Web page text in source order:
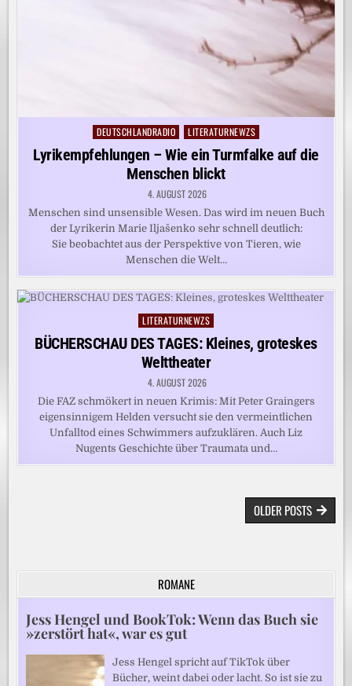
Posted
in
DEUTSCHLANDRADIO LITERATURNEWZS
Lyrikempfehlungen – Wie ein Turmfalke auf die
Menschen blickt
4. AUGUST 2026
Menschen sind unsensible Wesen. Das wird im neuen Buch
der Lyrikerin Marie Iljašenko sehr schnell deutlich:
Sie beobachtet aus der Perspektive von Tieren, wie
Menschen die Welt…
Posted
in
LITERATURNEWZS
BÜCHERSCHAU DES TAGES: Kleines, groteskes
Welttheater
4. AUGUST 2026
Die FAZ schmökert in neuen Krimis: Mit Peter Graingers
eigensinnigem Helden versucht sie den vermeintlichen
Unfalltod eines Schwimmers aufzuklären. Auch Liz
Nugents Geschichte über Traumata und…
BEITRAGSNAVIGATIONOLDER POSTS
ROMANE
Jess Hengel und BookTok: Wenn das Buch sie
»zerstört hat«, war es gut
Jess Hengel spricht auf TikTok über
Bücher, weint dabei oder lacht. So ist sie zu